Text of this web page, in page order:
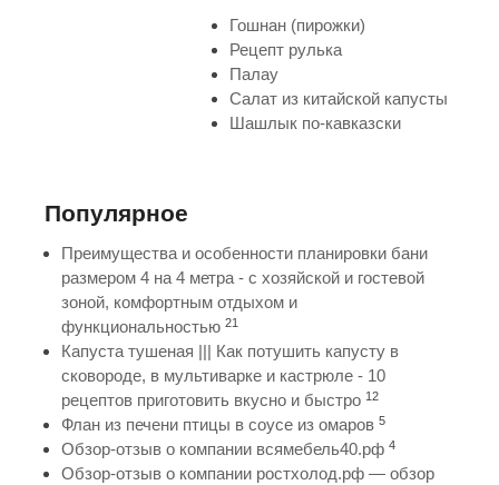
Гошнан (пирожки)
Рецепт рулька
Палау
Салат из китайской капусты
Шашлык по-кавказски
Популярное
Преимущества и особенности планировки бани
размером 4 на 4 метра - с хозяйской и гостевой
зоной, комфортным отдыхом и
функциональностью 21
Капуста тушеная ||| Как потушить капусту в
сковороде, в мультиварке и кастрюле - 10
рецептов приготовить вкусно и быстро 12
Флан из печени птицы в соусе из омаров 5
Обзор-отзыв о компании всямебель40.рф 4
Обзор-отзыв о компании ростхолод.рф — обзор